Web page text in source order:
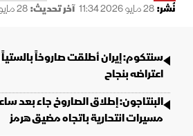
نُشر:28 مايو 2026 11:34 آخر تحديث:28 مايو 2026 11:34
سنتكوم: إيران أطلقت صاروخاً
اعتراضه بنجاح
مسيرات انتحارية باتجاه مضيق هرمز